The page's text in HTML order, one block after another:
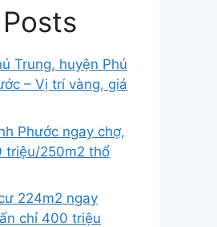
Trung, huyện Phú
– Vị trí vàng, giá
Phước ngay chợ,
triệu/250m2 thổ
224m2 ngay
chỉ 400 triệu